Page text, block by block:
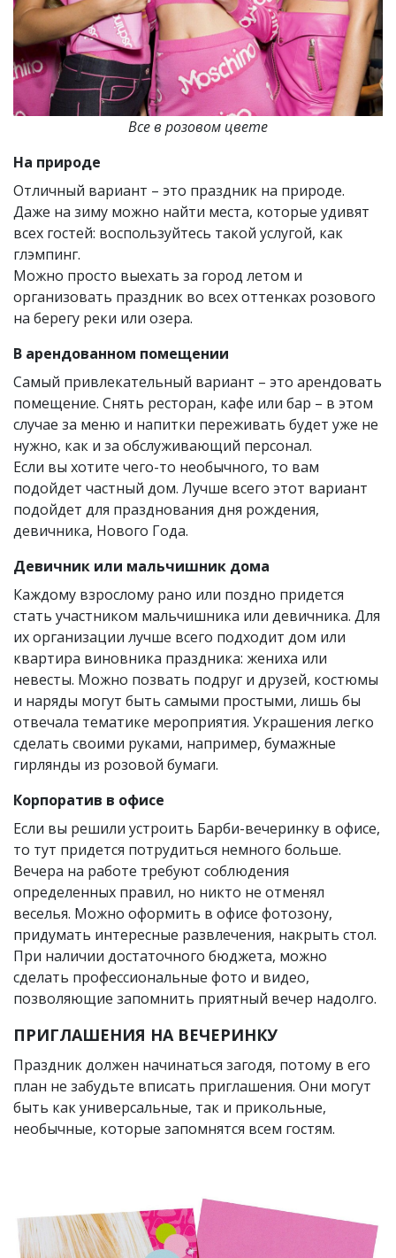
Все в розовом цвете
На природе
Отличный вариант – это праздник на природе.
Даже на зиму можно найти места, которые удивят
всех гостей: воспользуйтесь такой услугой, как
глэмпинг.
Можно просто выехать за город летом и
организовать праздник во всех оттенках розового
на берегу реки или озера.
В арендованном помещении
Самый привлекательный вариант – это арендовать
помещение. Снять ресторан, кафе или бар – в этом
случае за меню и напитки переживать будет уже не
нужно, как и за обслуживающий персонал.
Если вы хотите чего-то необычного, то вам
подойдет частный дом. Лучше всего этот вариант
подойдет для празднования дня рождения,
девичника, Нового Года.
Девичник или мальчишник дома
Каждому взрослому рано или поздно придется
стать участником мальчишника или девичника. Для
их организации лучше всего подходит дом или
квартира виновника праздника: жениха или
невесты. Можно позвать подруг и друзей, костюмы
и наряды могут быть самыми простыми, лишь бы
отвечала тематике мероприятия. Украшения легко
сделать своими руками, например, бумажные
гирлянды из розовой бумаги.
Корпоратив в офисе
Если вы решили устроить Барби-вечеринку в офисе,
то тут придется потрудиться немного больше.
Вечера на работе требуют соблюдения
определенных правил, но никто не отменял
веселья. Можно оформить в офисе фотозону,
придумать интересные развлечения, накрыть стол.
При наличии достаточного бюджета, можно
сделать профессиональные фото и видео,
позволяющие запомнить приятный вечер надолго.
ПРИГЛАШЕНИЯ НА ВЕЧЕРИНКУ
Праздник должен начинаться загодя, потому в его
план не забудьте вписать приглашения. Они могут
быть как универсальные, так и прикольные,
необычные, которые запомнятся всем гостям.